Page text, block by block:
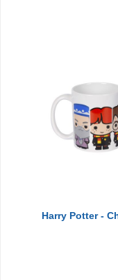
Harry Potter -